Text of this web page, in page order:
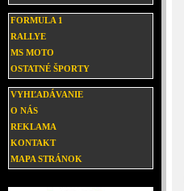
FORMULA 1
RALLYE
MS MOTO
OSTATNÉ ŠPORTY
VYHĽADÁVANIE
O NÁS
REKLAMA
KONTAKT
MAPA STRÁNOK